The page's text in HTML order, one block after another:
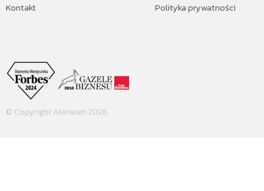
Kontakt
Polityka prywatności
© Copyright Ateneum 2026